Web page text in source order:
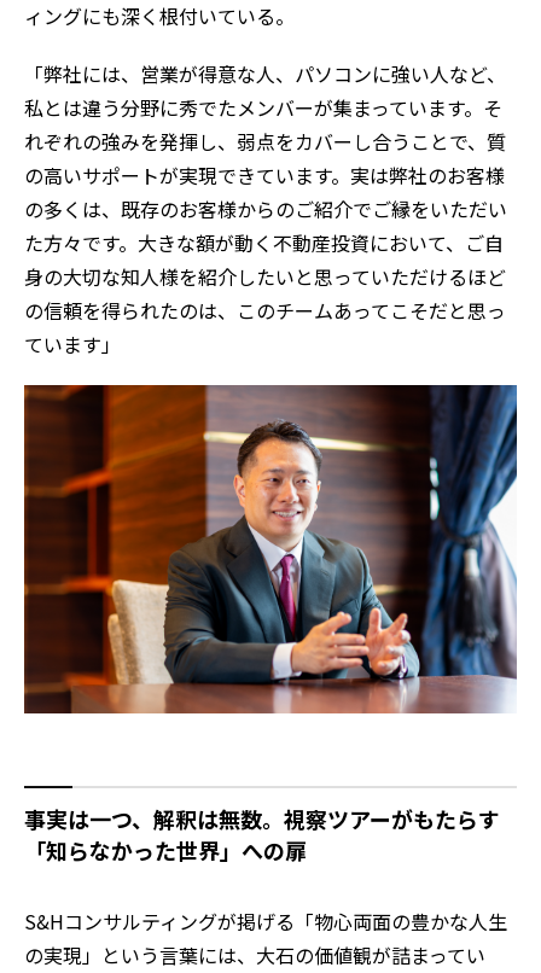
ィングにも深く根付いている。
「弊社には、営業が得意な人、パソコンに強い人など、
私とは違う分野に秀でたメンバーが集まっています。そ
れぞれの強みを発揮し、弱点をカバーし合うことで、質
の高いサポートが実現できています。実は弊社のお客様
の多くは、既存のお客様からのご紹介でご縁をいただい
た方々です。大きな額が動く不動産投資において、ご自
身の大切な知人様を紹介したいと思っていただけるほど
の信頼を得られたのは、このチームあってこそだと思っ
ています」
事実は一つ、解釈は無数。視察ツアーがもたらす
「知らなかった世界」への扉
S&Hコンサルティングが掲げる「物心両面の豊かな人生
の実現」という言葉には、大石の価値観が詰まってい